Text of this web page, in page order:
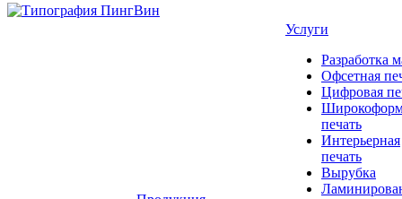
Услуги
Разработка
Офсетная
Цифровая
печать
Интерьерная
печать
Вырубка